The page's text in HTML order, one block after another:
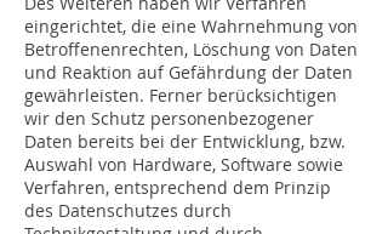
eingerichtet, die eine Wahrnehmung von
Betroffenenrechten, Löschung von Daten
und Reaktion auf Gefährdung der Daten
gewährleisten. Ferner berücksichtigen
wir den Schutz personenbezogener
Daten bereits bei der Entwicklung, bzw.
Auswahl von Hardware, Software sowie
Verfahren, entsprechend dem Prinzip
des Datenschutzes durch